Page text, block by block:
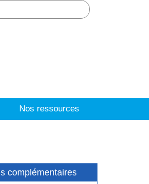
Nos ressources
complémentaires